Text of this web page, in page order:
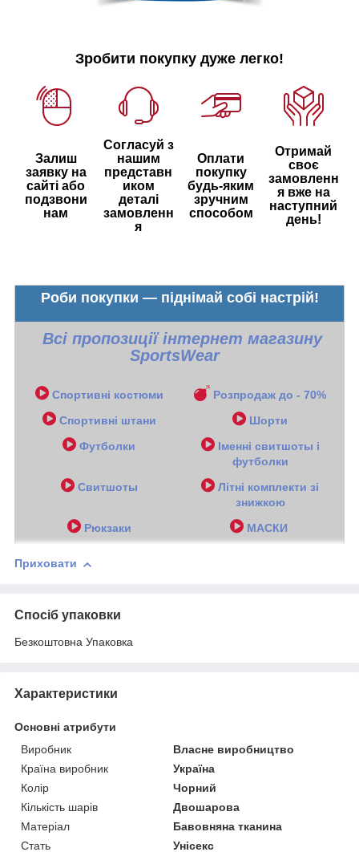
Зробити покупку дуже легко!
Залиш
заявку на
сайті або
подзвони
нам
Согласуй з
нашим
представн
иком
деталі
замовленн
я
Оплати
покупку
будь-яким
зручним
способом
Отримай
своє
замовленн
я вже на
наступний
день!
Роби покупки — піднімай собі настрій!
Всі пропозиції інтернет магазину
SportsWear
Спортивні костюми
Розпродаж до - 70%
Спортивні штани
Шорти
Футболки
Іменні свитшоты і
футболки
Свитшоты
Літні комплекти зі
знижкою
Рюкзаки
МАСКИ
Приховати
Спосіб упаковки
Безкоштовна Упаковка
Характеристики
Основні атрибути
Виробник
Власне виробництво
Країна виробник
Україна
Колір
Чорний
Кількість шарів
Двошарова
Матеріал
Бавовняна тканина
Стать
Унісекс